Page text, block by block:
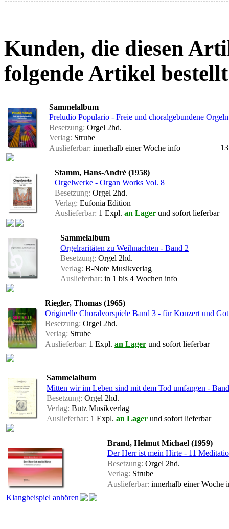
Kunden, die diesen
folgende Artikel
Sammelalbum
Preludio Populario - Freie und choralgebundene
Besetzung: Orgel 2hd.
Verlag: Strube
Auslieferbar: innerhalb einer Woche info
Stamm, Hans-André (1958)
Orgelwerke - Organ Works Vol. 8
Besetzung: Orgel 2hd.
Verlag: Eufonia Edition
Auslieferbar: 1 Expl. an Lager und sofort lieferbar
Sammelalbum
Orgelraritäten zu Weihnachten - Band 2
Besetzung: Orgel 2hd.
Verlag: B-Note Musikverlag
Auslieferbar: in 1 bis 4 Wochen info
Riegler, Thomas (1965)
Originelle Choralvorspiele Band 3 - für Konzert und
Besetzung: Orgel 2hd.
Verlag: Strube
Auslieferbar: 1 Expl. an Lager und sofort lieferbar
Sammelalbum
Mitten wir im Leben sind mit dem Tod umfangen -
Besetzung: Orgel 2hd.
Verlag: Butz Musikverlag
Auslieferbar: 1 Expl. an Lager und sofort lieferbar
Klangbeispiel anhören
Brand, Helmut Michael (1959)
Der Herr ist mein Hirte - 11
Besetzung: Orgel 2hd.
Verlag: Strube
Auslieferbar: innerhalb einer Woche